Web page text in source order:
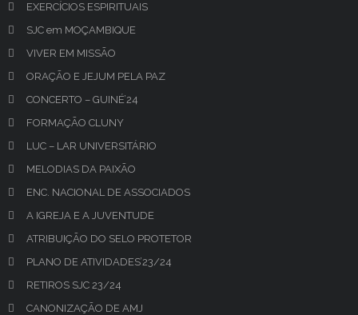
EXERCÍCIOS ESPIRITUAIS
SJC em MOÇAMBIQUE
VIVER EM MISSÃO
ORAÇÃO E JEJUM PELA PAZ
CONCERTO – GUINÉ’24
FORMAÇÃO CLUNY
LUC – LAR UNIVERSITÁRIO
MELODIAS DA PAIXÃO
ENC. NACIONAL DE ASSOCIADOS
A IGREJA E A JUVENTUDE
ATRIBUIÇÃO DO SELO PROTETOR
PLANO DE ATIVIDADES’23/24
RETIROS SJC 23/24
CANONIZAÇÃO DE AMJ